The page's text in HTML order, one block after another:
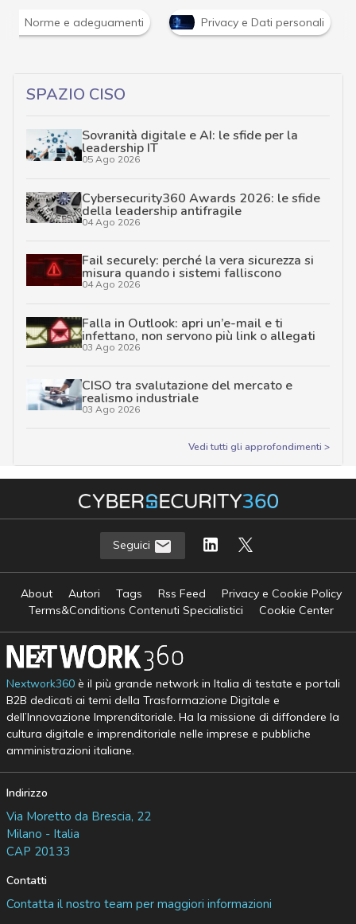
Norme e adeguamenti Privacy e Dati personali
SPAZIO CISO
Sovranità digitale e AI: le sfide per la
leadership IT
05 Ago 2026
Cybersecurity360 Awards 2026: le sfide
della leadership antifragile
04 Ago 2026
Fail securely: perché la vera sicurezza si
misura quando i sistemi falliscono
04 Ago 2026
Falla in Outlook: apri un’e-mail e ti
infettano, non servono più link o allegati
03 Ago 2026
CISO tra svalutazione del mercato e
realismo industriale
03 Ago 2026
Vedi tutti gli approfondimenti >
Seguici
About Autori Tags Rss Feed
Privacy e Cookie Policy
Terms&Conditions Contenuti Specialistici
Cookie Center
Nextwork360è il più grande network in Italia di testate e portali
B2B dedicati ai temi della Trasformazione Digitale e
dell’Innovazione Imprenditoriale. Ha la missione di diffondere la
cultura digitale e imprenditoriale nelle imprese e pubbliche
amministrazioni italiane.
Indirizzo
Via Moretto da Brescia, 22
Milano - Italia
CAP 20133
Contatti
Contatta il nostro team per maggiori informazioni